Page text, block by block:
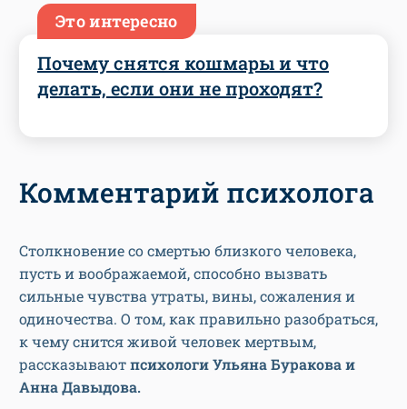
Это интересно
Почему снятся кошмары и что
делать, если они не проходят?
Комментарий психолога
Столкновение со смертью близкого человека,
пусть и воображаемой, способно вызвать
сильные чувства утраты, вины, сожаления и
одиночества. О том, как правильно разобраться,
к чему снится живой человек мертвым,
рассказываютпсихологи Ульяна Буракова и
Анна Давыдова.